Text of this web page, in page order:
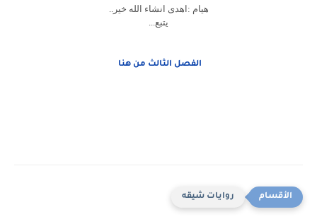
هيام :اهدى انشاء الله خير..
يتبع...
الفصل الثالث من هنا
روايات شيقه